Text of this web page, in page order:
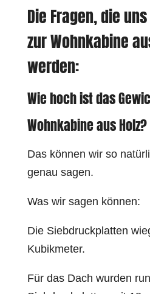
Die Fragen, die
zur Wohnkabine
werden:
Wie hoch ist das
Wohnkabine aus Holz?
Das können wir so
genau sagen.
Was wir sagen können:
Die Siebdruckplatten
Kubikmeter.
Für das Dach wurden